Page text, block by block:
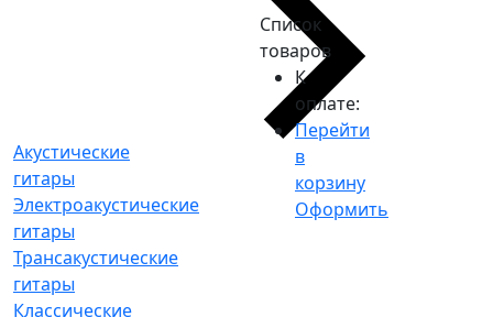
Акустические
гитары
Электроакустические
гитары
Трансакустические
гитары
Классические
Список
товаров
К
оплате:
Перейти
в
корзину
Оформить